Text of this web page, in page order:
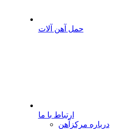
حمل آهن آلات
ارتباط با ما
درباره مرکزآهن